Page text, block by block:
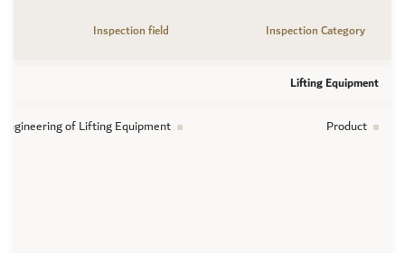
Inspection Category
Inspection field
Lifting Equipment
Product
of Lifting Equipment